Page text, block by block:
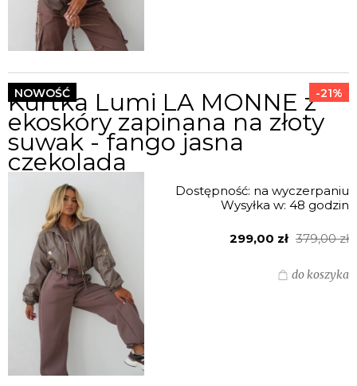
Kurtka Lumi LA MONNE z
ekoskóry zapinana na złoty
suwak - fango jasna
czekolada
Dostępność: na wyczerpaniu
Wysyłka w: 48 godzin
299,00 zł 379,00 zł
do koszyka
-21%
NOWOŚĆ